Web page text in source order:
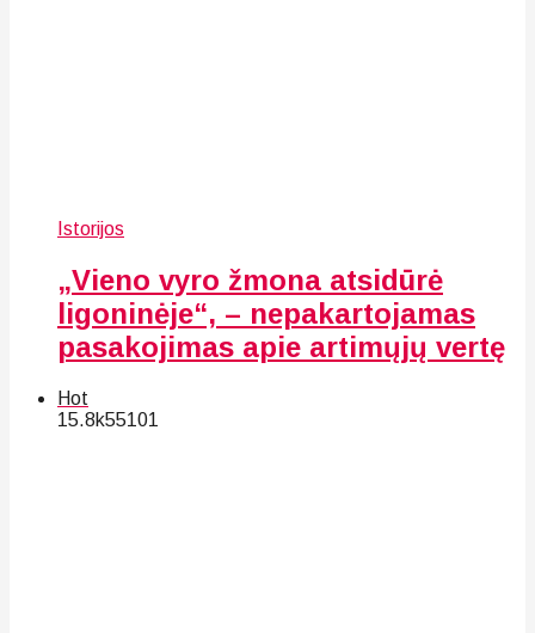
Istorijos
„Vieno vyro žmona atsidūrė
ligoninėje“, – nepakartojamas
pasakojimas apie artimųjų vertę
Hot
15.8k55101